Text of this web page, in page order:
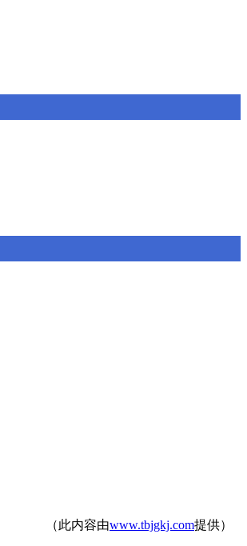
（此内容由www.tbjgkj.com提供）